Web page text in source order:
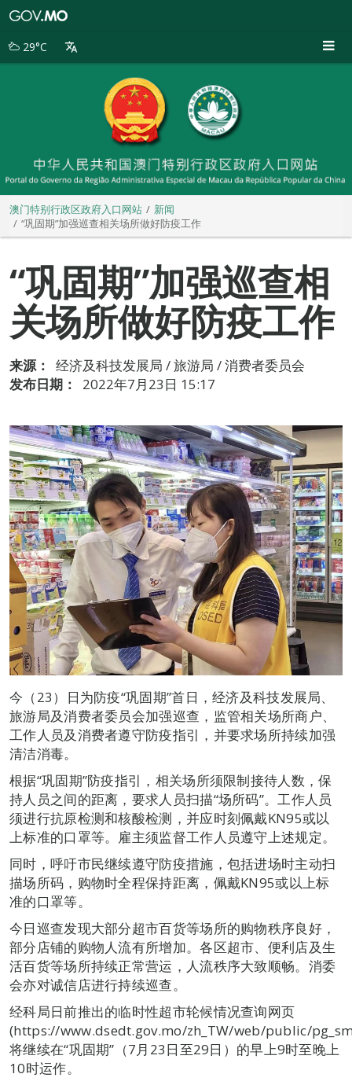
别
29°C
澳门特别行政区政府入口网站
新闻
“巩固期”加强巡查相关场所做好防疫工作
“巩固期”加强巡查相
关场所做好防疫工作
来源：
经济及科技发展局 / 旅游局 / 消费者委员会
发布日期：
2022年7月23日 15:17
今（23）日为防疫“巩固期”首日，经济及科技发展局、
旅游局及消费者委员会加强巡查，监管相关场所商户、
工作人员及消费者遵守防疫指引，并要求场所持续加强
清洁消毒。
根据“巩固期”防疫指引，相关场所须限制接待人数，保
持人员之间的距离，要求人员扫描“场所码”。工作人员
须进行抗原检测和核酸检测，并应时刻佩戴KN95或以
上标准的口罩等。雇主须监督工作人员遵守上述规定。
同时，呼吁市民继续遵守防疫措施，包括进场时主动扫
描场所码，购物时全程保持距离，佩戴KN95或以上标
准的口罩等。
今日巡查发现大部分超市百货等场所的购物秩序良好，
部分店铺的购物人流有所增加。各区超市、便利店及生
活百货等场所持续正常营运，人流秩序大致顺畅。消委
会亦对诚信店进行持续巡查。
经科局日前推出的临时性超市轮候情况查询网页
(https://www.dsedt.gov.mo/zh_TW/web/public/
将继续在“巩固期”（7月23日至29日）的早上9时至晚上
10时运作。